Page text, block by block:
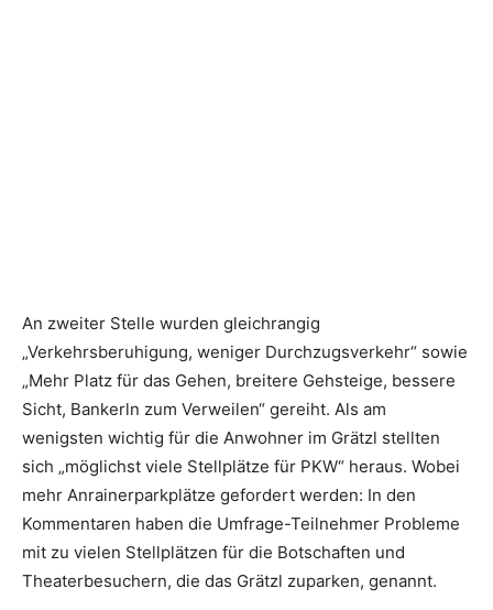
An zweiter Stelle wurden gleichrangig
„Verkehrsberuhigung, weniger Durchzugsverkehr“ sowie
„Mehr Platz für das Gehen, breitere Gehsteige, bessere
Sicht, Bankerln zum Verweilen“ gereiht. Als am
wenigsten wichtig für die Anwohner im Grätzl stellten
sich „möglichst viele Stellplätze für PKW“ heraus. Wobei
mehr Anrainerparkplätze gefordert werden: In den
Kommentaren haben die Umfrage-Teilnehmer Probleme
mit zu vielen Stellplätzen für die Botschaften und
Theaterbesuchern, die das Grätzl zuparken, genannt.